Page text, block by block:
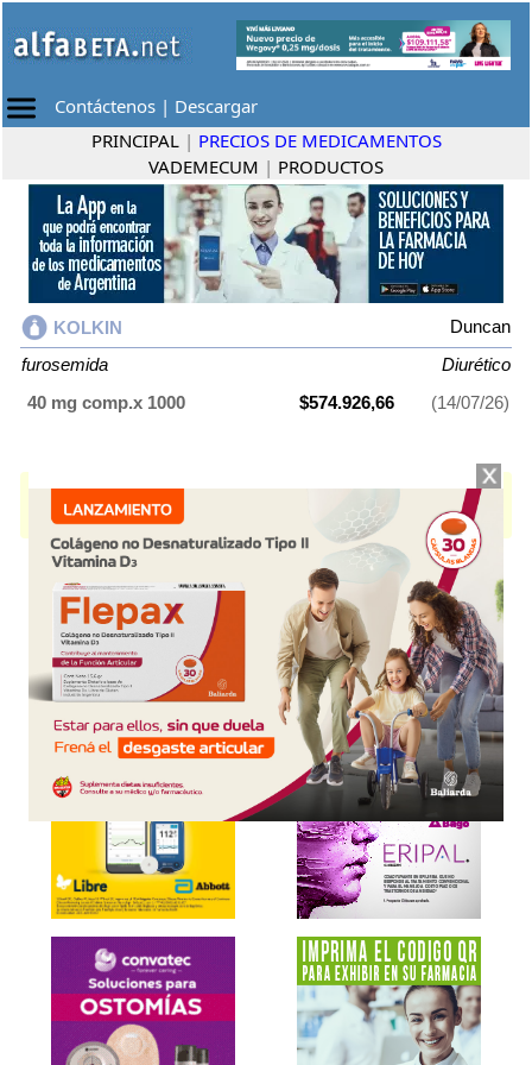
Contáctenos | Descargar
PRINCIPAL | PRECIOS DE MEDICAMENTOS
VADEMECUM | PRODUCTOS
KOLKIN
Duncan
furosemida
Diurético
40 mg comp.x 1000
$574.926,66 (14/07/26)
. Es producido
por
Duncany cuenta con 1 presentación disponible.
Explorar más
Otros productos con
furosemida
Otros productos de